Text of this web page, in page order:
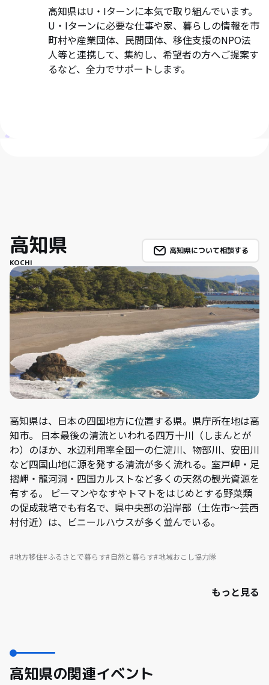
高知県はU・Iターンに本気で取り組んでいます。
U・Iターンに必要な仕事や家、暮らしの情報を市
町村や産業団体、民間団体、移住支援のNPO法
人等と連携して、集約し、希望者の方へご提案す
るなど、全力でサポートします。
高知県
KOCHI
高知県について相談する
高知県は、日本の四国地方に位置する県。県庁所在地は高
知市。 日本最後の清流といわれる四万十川（しまんとが
わ）のほか、水辺利用率全国一の仁淀川、物部川、安田川
など四国山地に源を発する清流が多く流れる。室戸岬・足
摺岬・龍河洞・四国カルストなど多くの天然の観光資源を
有する。 ピーマンやなすやトマトをはじめとする野菜類
の促成栽培でも有名で、県中央部の沿岸部（土佐市〜芸西
村付近）は、ビニールハウスが多く並んでいる。
地方移住 ふるさとで暮らす 自然と暮らす 地域おこし協力隊
もっと見る
高知県の関連イベント